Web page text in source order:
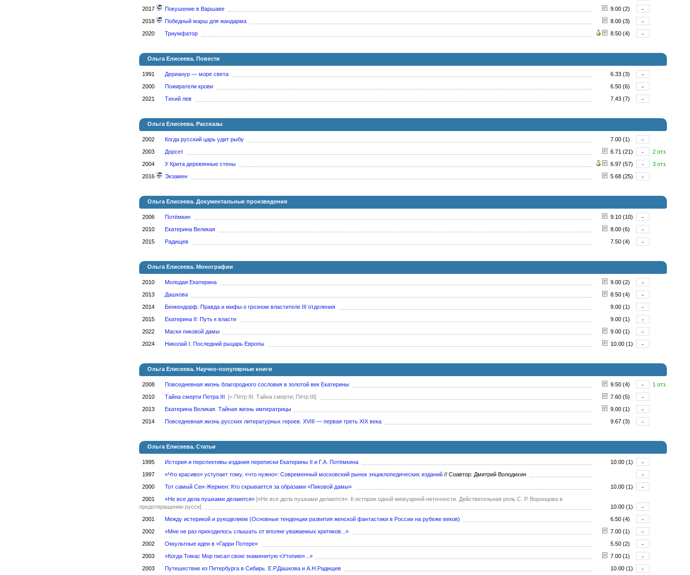
2017
Покушение в Варшаве 9.00 (2)
-
2018
Победный марш для жандарма 8.00 (3)
-
2020
Триумфатор 8.50 (4) -
Ольга Елисеева. Повести
1991 Дерианур — море света 6.33 (3)
-
2000
Пожиратели крови 6.50 (6)
-
2021
Тихий лев 7.43 (7) -
Ольга Елисеева. Рассказы
2002 Когда русский царь удит рыбу 7.00 (1)
-
2003
Дорсет 6.71 (21) -
2 отз.
2004
У Крита деревянные стены 6.97 (57) -
3 отз.
2016
Экзамен 5.68 (25) -
Ольга Елисеева. Документальные произведения
2006 Потёмкин 9.10 (10)
-
2010
Екатерина Великая 8.00 (6)
-
2015
Радищев 7.50 (4) -
Ольга Елисеева. Монографии
2010 Молодая Екатерина 9.00 (2)
-
2013
Дашкова 8.50 (4)
-
2014
Бенкендорф. Правда и мифы о грозном властителе III отделения 9.00 (1)
-
2015
Екатерина II: Путь к власти 9.00 (1)
-
2022
Маски пиковой дамы 9.00 (1)
-
2024
Николай I. Последний рыцарь Европы 10.00 (1) -
Ольга Елисеева. Научно-популярные книги
2008 Повседневная жизнь благородного сословия в золотой век Екатерины 9.50 (4) -
1 отз.
2010
Тайна смерти Петра III [= Пётр III. Тайна смерти; Пётр III] 7.60 (5)
-
2013
Екатерина Великая. Тайная жизнь императрицы 9.00 (1)
-
2014
Повседневная жизнь русских литературных героев. XVIII — первая треть XIX века 9.67 (3) -
Ольга Елисеева. Статьи
1995 История и перспективы издания переписки Екатерины II и Г.А. Потёмкина 10.00 (1)
-
1997
«Что красиво» уступает тому, «что нужно»: Современный московский рынок энциклопедических изданий // Соавтор: Дмитрий Володихин
-
2000
Тот самый Сен-Жермен: Кто скрывается за образами «Пиковой дамы» 10.00 (1)
-
2001
«Не все дела пушками делаются» [«Не все дела пушками делаются». К истории одной мемуарной неточности. Действительная роль С. Р. Воронцова в
предотвращении русск]
10.00 (1)
-
2001
Между истерикой и рукоделием (Основные тенденции развития женской фантастики в России на рубеже веков) 6.50 (4)
-
2002
«Мне не раз приходилось слышать от вполне уважаемых критиков...» 7.00 (1)
-
2002
Оккультные идеи в «Гарри Потере» 5.50 (2)
-
2003
«Когда Томас Мор писал свою знаменитую «Утопию»...» 7.00 (1)
-
2003
Путешествие из Петербурга в Сибирь. Е.Р.Дашкова и А.Н.Радищев 10.00 (1) -